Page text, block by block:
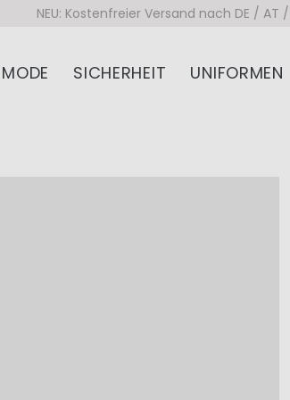
NEU: Kostenfreier Versand nach DE / AT
MODE SICHERHEIT UNIFORMEN